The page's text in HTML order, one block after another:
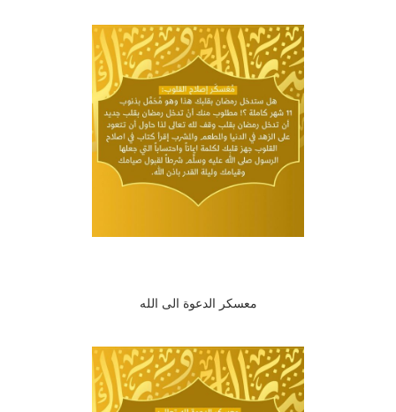
معسكر الدعوة الى الله